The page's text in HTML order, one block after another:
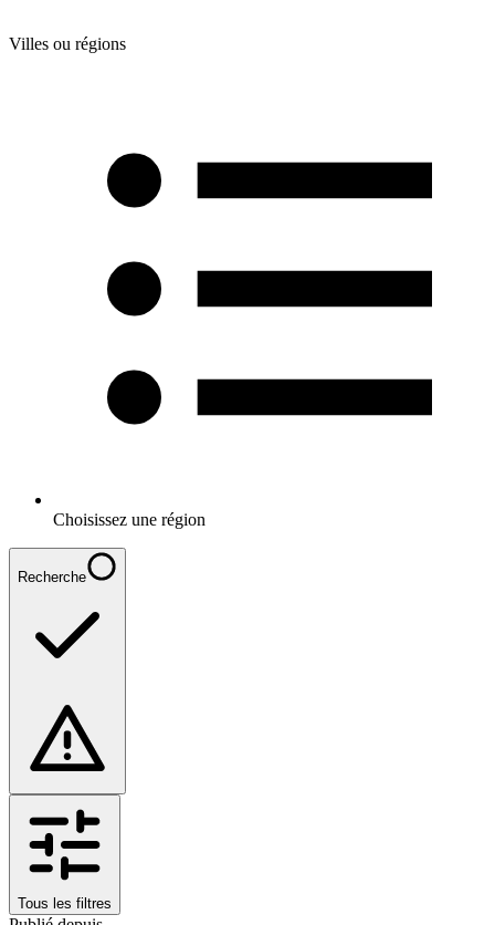
Villes ou régions
Choisissez une région
Recherche
Tous les filtres